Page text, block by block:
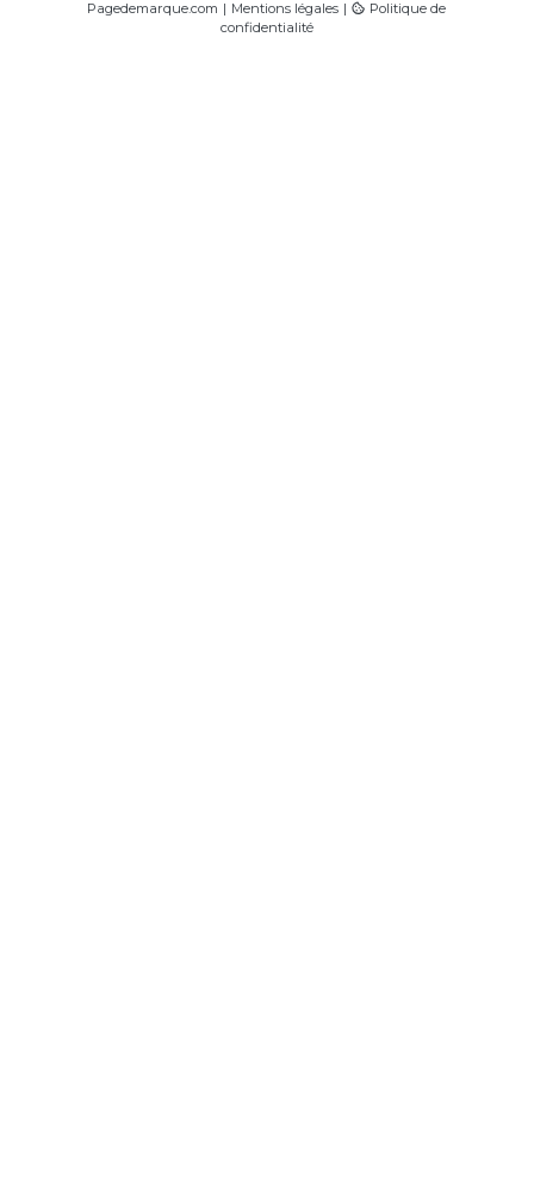
Pagedemarque.com | Mentions légales |
Politique de
confidentialité